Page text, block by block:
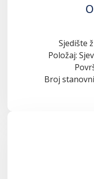
Sjedište
Položaj:
Broj